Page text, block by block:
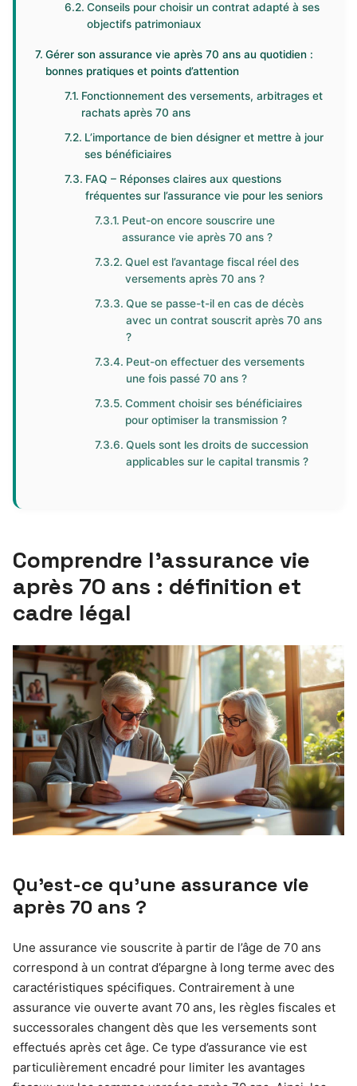
Conseils pour choisir un contrat adapté à ses
objectifs patrimoniaux
Gérer son assurance vie après 70 ans au quotidien :
bonnes pratiques et points d’attention
Fonctionnement des versements, arbitrages et
rachats après 70 ans
L’importance de bien désigner et mettre à jour
ses bénéficiaires
FAQ – Réponses claires aux questions
fréquentes sur l’assurance vie pour les seniors
Peut-on encore souscrire une
assurance vie après 70 ans ?
Quel est l’avantage fiscal réel des
versements après 70 ans ?
Que se passe-t-il en cas de décès
avec un contrat souscrit après 70 ans
?
Peut-on effectuer des versements
une fois passé 70 ans ?
Comment choisir ses bénéficiaires
pour optimiser la transmission ?
Quels sont les droits de succession
applicables sur le capital transmis ?
Comprendre l’assurance vie
après 70 ans : définition et
cadre légal
Qu’est-ce qu’une assurance vie
après 70 ans ?
Une assurance vie souscrite à partir de l’âge de 70 ans
correspond à un contrat d’épargne à long terme avec des
caractéristiques spécifiques. Contrairement à une
assurance vie ouverte avant 70 ans, les règles fiscales et
successorales changent dès que les versements sont
effectués après cet âge. Ce type d’assurance vie est
particulièrement encadré pour limiter les avantages